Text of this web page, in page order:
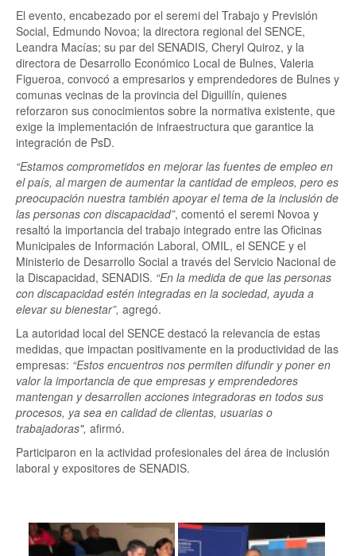
El evento, encabezado por el seremi del Trabajo y Previsión
Social, Edmundo Novoa; la directora regional del SENCE,
Leandra Macías; su par del SENADIS, Cheryl Quiroz, y la
directora de Desarrollo Económico Local de Bulnes, Valeria
Figueroa, convocó a empresarios y emprendedores de Bulnes y
comunas vecinas de la provincia del Diguillín, quienes
reforzaron sus conocimientos sobre la normativa existente, que
exige la implementación de infraestructura que garantice la
integración de PsD.
“Estamos comprometidos en mejorar las fuentes de empleo en
el país, al margen de aumentar la cantidad de empleos, pero es
preocupación nuestra también apoyar el tema de la inclusión de
las personas con discapacidad”, comentó el seremi Novoa y
resaltó la importancia del trabajo integrado entre las Oficinas
Municipales de Información Laboral, OMIL, el SENCE y el
Ministerio de Desarrollo Social a través del Servicio Nacional de
la Discapacidad, SENADIS. “En la medida de que las personas
con discapacidad estén integradas en la sociedad, ayuda a
elevar su bienestar”, agregó.
La autoridad local del SENCE destacó la relevancia de estas
medidas, que impactan positivamente en la productividad de las
empresas: “Estos encuentros nos permiten difundir y poner en
valor la importancia de que empresas y emprendedores
mantengan y desarrollen acciones integradoras en todos sus
procesos, ya sea en calidad de clientas, usuarias o
trabajadoras", afirmó.
Participaron en la actividad profesionales del área de inclusión
laboral y expositores de SENADIS.